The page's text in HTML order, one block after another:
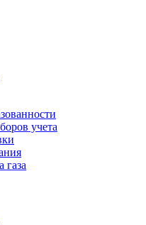
учета
газа